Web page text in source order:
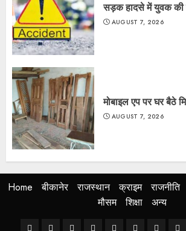
सड़क हादसे में युवक की
AUGUST 7, 2026
मोबाइल एप पर घर बैठे
AUGUST 7, 2026
Home बीकानेर राजस्थान क्राइम राजनीति
मौसम
शिक्षा अन्य
Homeबीकानेरराजस्थानक्राइमराजनीतिदेश खेल धर्म-